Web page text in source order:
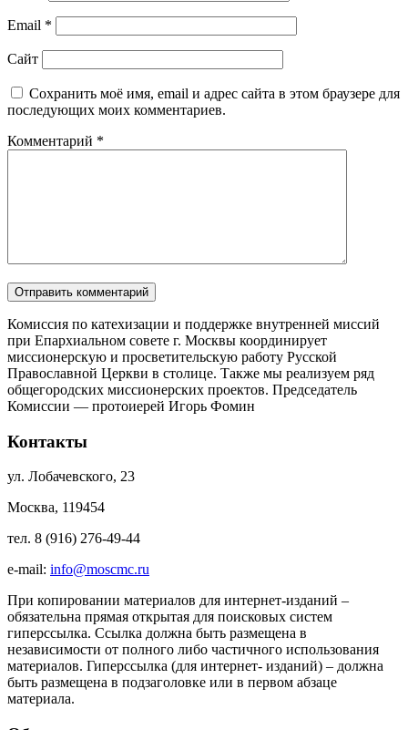
Email *
Сайт
Сохранить моё имя, email и адрес сайта в этом браузере для
последующих моих комментариев.
Комментарий *
Комиссия по катехизации и поддержке внутренней миссий
при Епархиальном совете г. Москвы координирует
миссионерскую и просветительскую работу Русской
Православной Церкви в столице. Также мы реализуем ряд
общегородских миссионерских проектов. Председатель
Комиссии — протоиерей Игорь Фомин
Контакты
ул. Лобачевского, 23
Москва, 119454
тел. 8 (916) 276-49-44
e-mail: info@moscmc.ru
При копировании материалов для интернет-изданий –
обязательна прямая открытая для поисковых систем
гиперссылка. Ссылка должна быть размещена в
независимости от полного либо частичного использования
материалов. Гиперссылка (для интернет- изданий) – должна
быть размещена в подзаголовке или в первом абзаце
материала.